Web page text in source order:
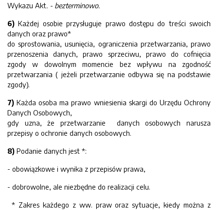
Wykazu Akt. - bezterminowo.
6) Każdej osobie przysługuje prawo dostępu do treści swoich
danych oraz prawo*
do sprostowania, usunięcia, ograniczenia przetwarzania, prawo
przenoszenia danych, prawo sprzeciwu, prawo do cofnięcia
zgody w dowolnym momencie bez wpływu na zgodność
przetwarzania ( jeżeli przetwarzanie odbywa się na podstawie
zgody).
7)Każda osoba ma prawo wniesienia skargi do Urzędu Ochrony
Danych Osobowych,
gdy uzna, że przetwarzanie danych osobowych narusza
przepisy o ochronie danych osobowych.
8) Podanie danych jest *:
- obowiązkowe i wynika z przepisów prawa,
- dobrowolne, ale niezbędne do realizacji celu.
* Zakres każdego z ww. praw oraz sytuacje, kiedy można z